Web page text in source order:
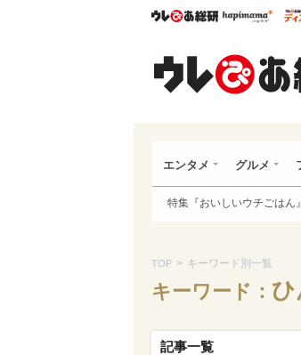
ウレぴあ総研
ハ
エンタメ グルメ
特集『おいしいウチごはん』
TOP > キーワード別一覧
キーワード：
記事一覧